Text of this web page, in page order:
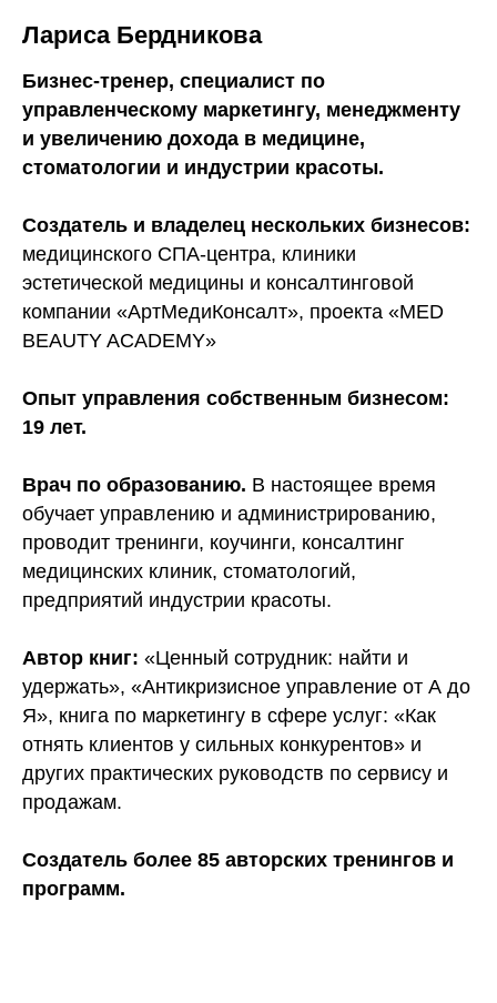
Лариса Бердникова
Бизнес-тренер, специалист по
управленческому маркетингу, менеджменту
и увеличению дохода в медицине,
стоматологии и индустрии красоты.
Создатель и владелец нескольких бизнесов:
медицинского СПА-центра, клиники
эстетической медицины и консалтинговой
компании «АртМедиКонсалт», проекта «MED
BEAUTY ACADEMY»
Опыт управления собственным бизнесом:
19 лет.
Врач по образованию. В настоящее время
обучает управлению и администрированию,
проводит тренинги, коучинги, консалтинг
медицинских клиник, стоматологий,
предприятий индустрии красоты.
Автор книг: «Ценный сотрудник: найти и
удержать», «Антикризисное управление от А до
Я», книга по маркетингу в сфере услуг: «Как
отнять клиентов у сильных конкурентов» и
других практических руководств по сервису и
продажам.
Создатель более 85 авторских тренингов и
программ.